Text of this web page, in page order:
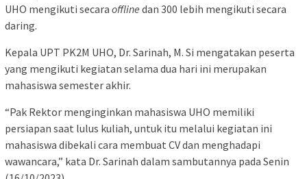
UHO mengikuti secara offline dan 300 lebih mengikuti secara
daring.
Kepala UPT PK2M UHO, Dr. Sarinah, M. Si mengatakan peserta
yang mengikuti kegiatan selama dua hari ini merupakan
mahasiswa semester akhir.
“Pak Rektor menginginkan mahasiswa UHO memiliki
persiapan saat lulus kuliah, untuk itu melalui kegiatan ini
mahasiswa dibekali cara membuat CV dan menghadapi
wawancara,” kata Dr. Sarinah dalam sambutannya pada Senin